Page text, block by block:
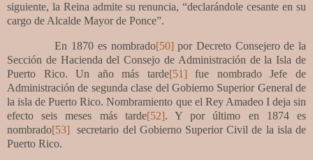
siguiente, la Reina admite su renuncia, “declarándole cesante en su
cargo de Alcalde Mayor de Ponce”.
En 1870 es nombrado[50] por Decreto Consejero de la
Sección de Hacienda del Consejo de Administración de la Isla de
Puerto Rico. Un año más tarde[51] fue nombrado Jefe de
Administración de segunda clase del Gobierno Superior General de
la isla de Puerto Rico. Nombramiento que el Rey Amadeo I deja sin
efecto seis meses más tarde[52]. Y por último en 1874 es
nombrado[53]
secretario del Gobierno Superior Civil de la isla de
Puerto Rico.